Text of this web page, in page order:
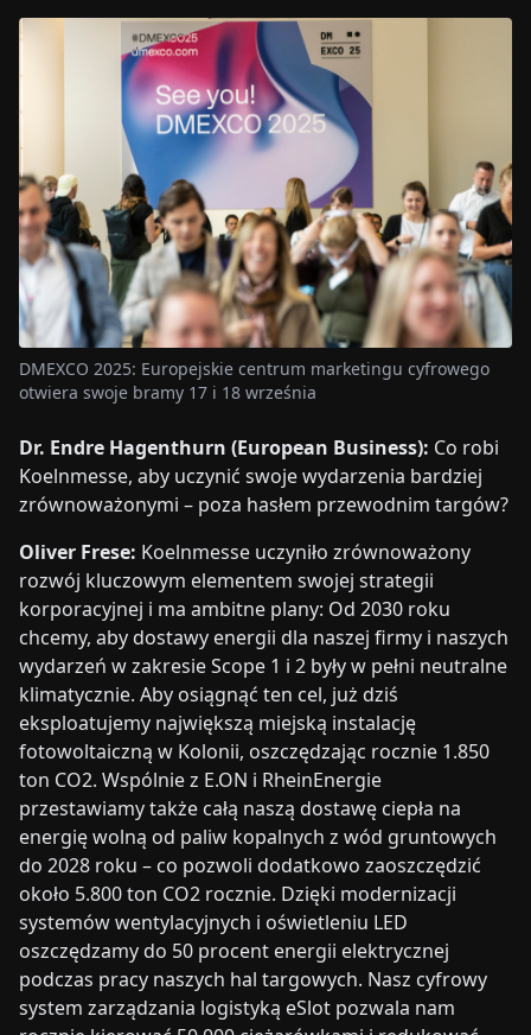
DMEXCO 2025: Europejskie centrum marketingu cyfrowego
otwiera swoje bramy 17 i 18 września
Dr. Endre Hagenthurn (European Business): Co robi
Koelnmesse, aby uczynić swoje wydarzenia bardziej
zrównoważonymi – poza hasłem przewodnim targów?
Oliver Frese: Koelnmesse uczyniło zrównoważony
rozwój kluczowym elementem swojej strategii
korporacyjnej i ma ambitne plany: Od 2030 roku
chcemy, aby dostawy energii dla naszej firmy i naszych
wydarzeń w zakresie Scope 1 i 2 były w pełni neutralne
klimatycznie. Aby osiągnąć ten cel, już dziś
eksploatujemy największą miejską instalację
fotowoltaiczną w Kolonii, oszczędzając rocznie 1.850
ton CO2. Wspólnie z E.ON i RheinEnergie
przestawiamy także całą naszą dostawę ciepła na
energię wolną od paliw kopalnych z wód gruntowych
do 2028 roku – co pozwoli dodatkowo zaoszczędzić
około 5.800 ton CO2 rocznie. Dzięki modernizacji
systemów wentylacyjnych i oświetleniu LED
oszczędzamy do 50 procent energii elektrycznej
podczas pracy naszych hal targowych. Nasz cyfrowy
system zarządzania logistyką eSlot pozwala nam